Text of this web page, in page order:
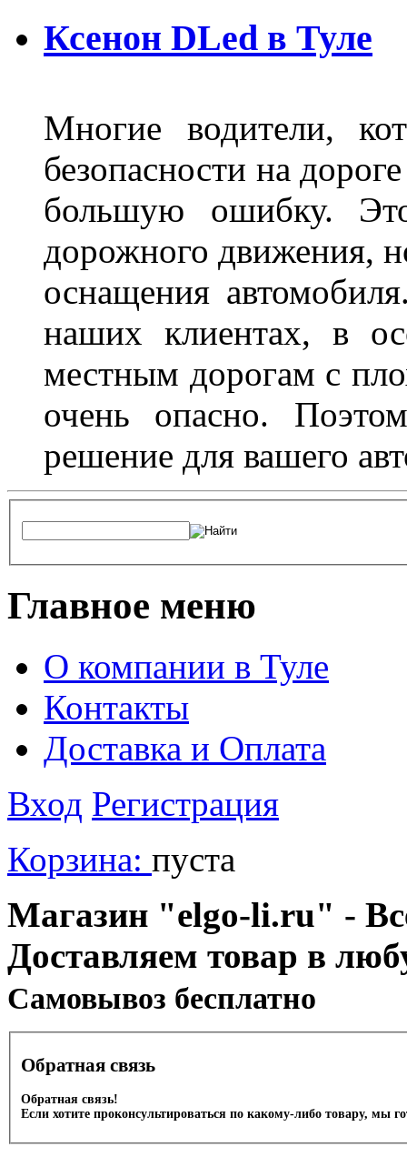
Ксенон DLed в Туле
Многие водители,
безопасности на
большую ошибку.
дорожного движения,
оснащения
наших клиентах, в
местным дорогам с
очень опасно.
решение для вашего
Главное меню
О компании в Туле
Контакты
Доставка и Оплата
Вход Регистрация
Корзина: пуста
Магазин "elgo-li.ru" -
Доставляем товар в
Cамовывоз бесплатно
Обратная связь
Обратная связь!
Если хотите проконсультироваться по какому-либо товару, мы